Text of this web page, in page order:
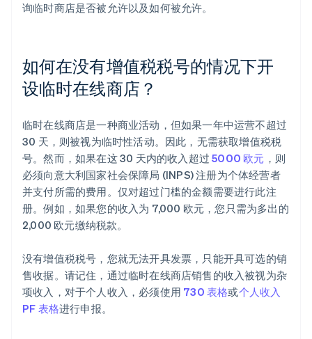
询临时商店是否被允许以及如何被允许。
如何在没有增值税税号的情况下开
设临时在线商店？
临时在线商店是一种商业活动，但如果一年中运营不超过
30 天，则被视为临时性活动。因此，无需获取增值税税
号。然而，如果在这 30 天内的收入超过5000 欧元 ，则
必须向意大利国家社会保障局 (INPS) 注册为个体经营者
并支付所需的费用。仅对超过门槛的金额需要进行此注
册。例如，如果您的收入为 7,000 欧元，您只需为多出的
2,000 欧元缴纳税款。
没有增值税税号，您就无法开具发票，只能开具可选的销
售收据。请记住，通过临时在线商店销售的收入被视为杂
项收入，对于个人收入，必须使用 730 表格或个人收入
PF 表格进行申报。